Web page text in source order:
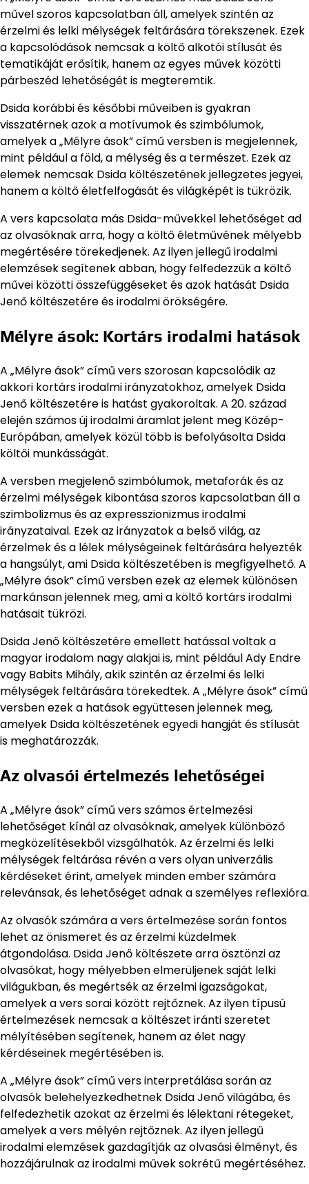
művel szoros kapcsolatban áll, amelyek szintén az
érzelmi és lelki mélységek feltárására törekszenek. Ezek
a kapcsolódások nemcsak a költő alkotói stílusát és
tematikáját erősítik, hanem az egyes művek közötti
párbeszéd lehetőségét is megteremtik.
Dsida korábbi és későbbi műveiben is gyakran
visszatérnek azok a motívumok és szimbólumok,
amelyek a „Mélyre ások” című versben is megjelennek,
mint például a föld, a mélység és a természet. Ezek az
elemek nemcsak Dsida költészetének jellegzetes jegyei,
hanem a költő életfelfogását és világképét is tükrözik.
A vers kapcsolata más Dsida-művekkel lehetőséget ad
az olvasóknak arra, hogy a költő életművének mélyebb
megértésére törekedjenek. Az ilyen jellegű irodalmi
elemzések segítenek abban, hogy felfedezzük a költő
művei közötti összefüggéseket és azok hatását Dsida
Jenő költészetére és irodalmi örökségére.
Mélyre ások: Kortárs irodalmi hatások
A „Mélyre ások” című vers szorosan kapcsolódik az
akkori kortárs irodalmi irányzatokhoz, amelyek Dsida
Jenő költészetére is hatást gyakoroltak. A 20. század
elején számos új irodalmi áramlat jelent meg Közép-
Európában, amelyek közül több is befolyásolta Dsida
költői munkásságát.
A versben megjelenő szimbólumok, metaforák és az
érzelmi mélységek kibontása szoros kapcsolatban áll a
szimbolizmus és az expresszionizmus irodalmi
irányzataival. Ezek az irányzatok a belső világ, az
érzelmek és a lélek mélységeinek feltárására helyezték
a hangsúlyt, ami Dsida költészetében is megfigyelhető. A
„Mélyre ások” című versben ezek az elemek különösen
markánsan jelennek meg, ami a költő kortárs irodalmi
hatásait tükrözi.
Dsida Jenő költészetére emellett hatással voltak a
magyar irodalom nagy alakjai is, mint például Ady Endre
vagy Babits Mihály, akik szintén az érzelmi és lelki
mélységek feltárására törekedtek. A „Mélyre ások” című
versben ezek a hatások együttesen jelennek meg,
amelyek Dsida költészetének egyedi hangját és stílusát
is meghatározzák.
Az olvasói értelmezés lehetőségei
A „Mélyre ások” című vers számos értelmezési
lehetőséget kínál az olvasóknak, amelyek különböző
megközelítésekből vizsgálhatók. Az érzelmi és lelki
mélységek feltárása révén a vers olyan univerzális
kérdéseket érint, amelyek minden ember számára
relevánsak, és lehetőséget adnak a személyes reflexióra.
Az olvasók számára a vers értelmezése során fontos
lehet az önismeret és az érzelmi küzdelmek
átgondolása. Dsida Jenő költészete arra ösztönzi az
olvasókat, hogy mélyebben elmerüljenek saját lelki
világukban, és megértsék az érzelmi igazságokat,
amelyek a vers sorai között rejtőznek. Az ilyen típusú
értelmezések nemcsak a költészet iránti szeretet
mélyítésében segítenek, hanem az élet nagy
kérdéseinek megértésében is.
A „Mélyre ások” című vers interpretálása során az
olvasók belehelyezkedhetnek Dsida Jenő világába, és
felfedezhetik azokat az érzelmi és lélektani rétegeket,
amelyek a vers mélyén rejtőznek. Az ilyen jellegű
irodalmi elemzések gazdagítják az olvasási élményt, és
hozzájárulnak az irodalmi művek sokrétű megértéséhez.